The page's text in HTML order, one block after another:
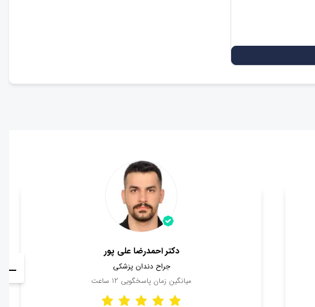
دکتر احمدرضا علی پور
جراح دندان پزشکی
میانگین زمان پاسخگویی 12 ساعت